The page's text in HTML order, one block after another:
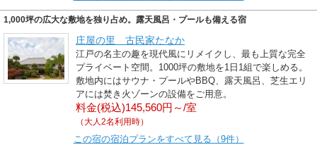
1,000坪の広大な敷地を独り占め。露天風呂・プールも備える宿
庄屋の里 古民家たなか
江戸の名主の趣を現代風にリメイクし、最も上質な完全
プライベート空間。1000坪の敷地を1日1組で楽しめる。
敷地内にはサウナ・プールやBBQ、露天風呂、芝生エリ
アには焚き火ゾーンの設備をご用意。
料金(税込)145,560円～/室
（大人2名利用時）
この宿の宿泊プランをすべて見る（9件）